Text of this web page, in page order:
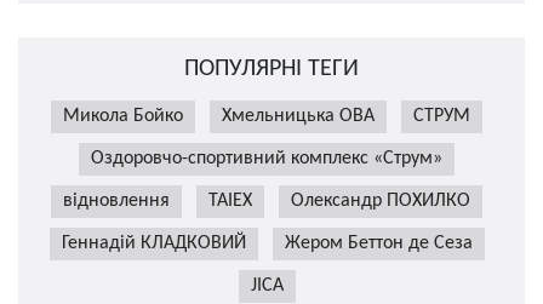
ПОПУЛЯРНІ ТЕГИ
Микола Бойко Хмельницька ОВА СТРУМ
Оздоровчо-спортивний комплекс «Струм»
відновлення TAIEX Олександр ПОХИЛКО
Геннадій КЛАДКОВИЙ Жером Беттон де Сеза
JICA